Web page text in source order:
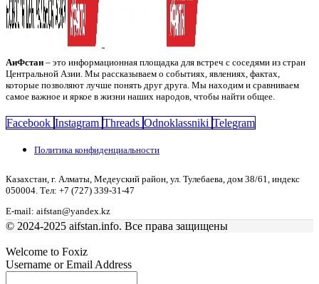
АиФстан – это информационная площадка для встреч с соседями из стран
Центральной Азии. Мы рассказываем о событиях, явлениях, фактах,
которые позволяют лучше понять друг друга. Мы находим и сравниваем
самое важное и яркое в жизни наших народов, чтобы найти общее.
Facebook Instagram Threads Odnoklassniki Telegram
Политика конфиденциальности
Казахстан, г. Алматы, Медеуский район, ул. Тулебаева, дом 38/61, индекс
050004. Тел: +7 (727) 339-31-47
E-mail: aifstan@yandex.kz
© 2024-2025 aifstan.info. Все права защищены
Welcome to Foxiz
Username or Email Address